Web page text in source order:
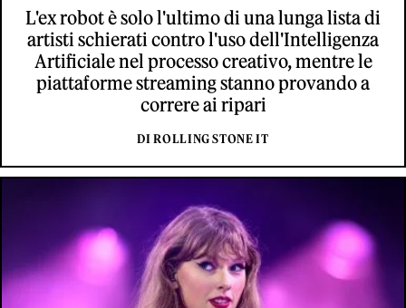
L'ex robot è solo l'ultimo di una lunga lista di
artisti schierati contro l'uso dell'Intelligenza
Artificiale nel processo creativo, mentre le
piattaforme streaming stanno provando a
correre ai ripari
DI ROLLING STONE IT